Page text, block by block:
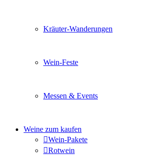
Kräuter-Wanderungen
Wein-Feste
Messen & Events
Weine zum kaufen
Wein-Pakete
Rotwein